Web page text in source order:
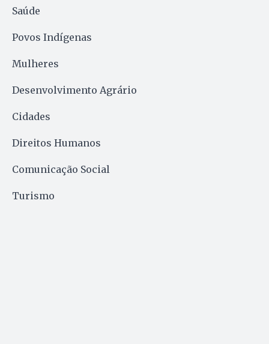
Saúde
Povos Indígenas
Mulheres
Desenvolvimento Agrário
Cidades
Direitos Humanos
Comunicação Social
Turismo